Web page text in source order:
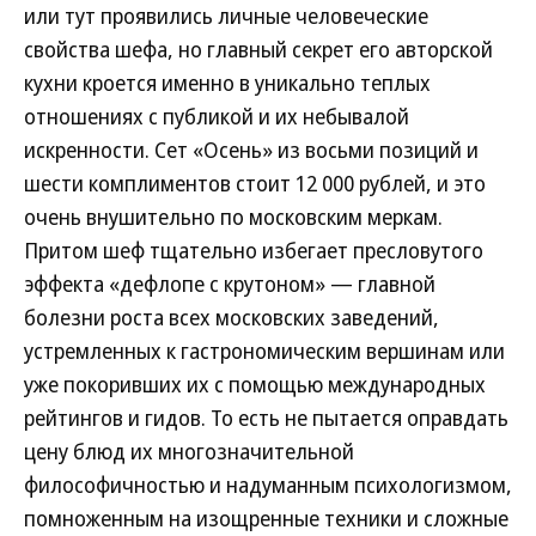
или тут проявились личные человеческие
свойства шефа, но главный секрет его авторской
кухни кроется именно в уникально теплых
отношениях с публикой и их небывалой
искренности. Сет «Осень» из восьми позиций и
шести комплиментов стоит 12 000 рублей, и это
очень внушительно по московским меркам.
Притом шеф тщательно избегает пресловутого
эффекта «дефлопе с крутоном» — главной
болезни роста всех московских заведений,
устремленных к гастрономическим вершинам или
уже покоривших их с помощью международных
рейтингов и гидов. То есть не пытается оправдать
цену блюд их многозначительной
философичностью и надуманным психологизмом,
помноженным на изощренные техники и сложные